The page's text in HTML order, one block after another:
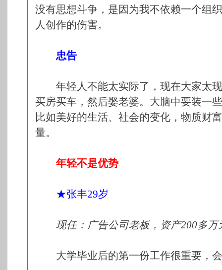
没有思想斗争，是因为我不依赖一个组
人创作的伤害。
忠告
年轻人不能太实际了，现在大家太现
买房买车，然后娶老婆。大脑中要装一
比如美好的生活、社会的变化，物质财
量。
年轻不是优势
★张丰29岁
现任：广告公司老板，资产200多万
大学毕业后的第一份工作很重要，会